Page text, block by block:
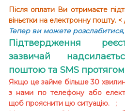
Після оплати Ви отримаєте
віньєтки на електронну пошту.
Тепер ви можете
Підтвердження
зазвичай
поштою та SMS протягом
Якщо це займе більше 30
з нами по телефону або
щоб прояснити цю ситуацію. ;